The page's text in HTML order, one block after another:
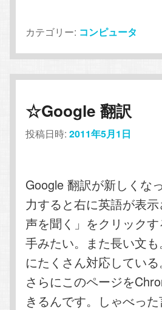
カテゴリー: コンピュータ
☆Google 翻訳
投稿日時:2011年5月1日
Google 翻訳が新しくな
力すると右に英語が表
声を聞く」をクリック
手みたい。また長い文
にたくさん対応している。
さらにこのページを
きるんです。しゃべっ